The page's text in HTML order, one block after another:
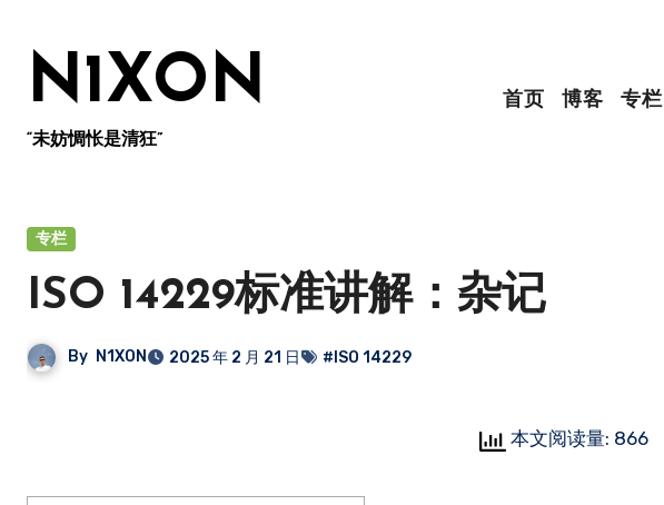
N1XON
“未妨惆怅是清狂”
首页 博客 专栏
专栏
ISO 14229标准讲解：杂记
By N1XON 2025 年 2 月 21 日 #ISO 14229
本文阅读量: 866